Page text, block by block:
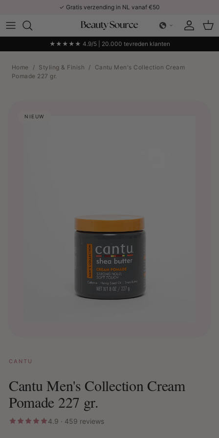
✓ Gratis verzending in NL vanaf €50
Account
★★★★★ 4.9/5 | 20.000 tevreden klanten
Home / Styling & Finish /
Cantu Men's Collection Cream
Pomade 227 gr.
NIEUW
CANTU
Cantu Men's Collection Cream
Pomade 227 gr.
4.9 · 459 reviews